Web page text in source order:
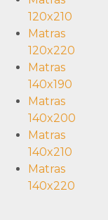
120x210
Matras
120x220
Matras
140x190
Matras
140x200
Matras
140x210
Matras
140x220